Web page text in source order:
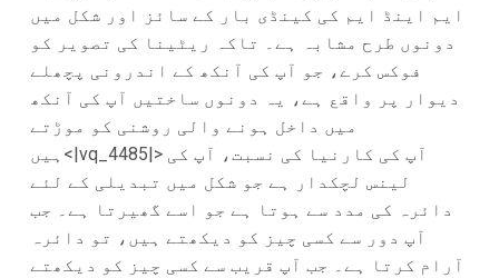
ایم اینڈ ایم کی کینڈی بار کے سائز اور شکل میں
دونوں طرح مشابہ ہے۔ تاکہ ریٹینا کی تصویر کو
فوکس کرے، جو آپ کی آنکھ کے اندرونی پچھلے
دیوار پر واقع ہے، یہ دونوں ساختیں آپ کی آنکھ
میں داخل ہونے والی روشنی کو موڑتے
ہیں<|vq_4485|> آپ کی کارنیا کی نسبت، آپ کی
لینس لچکدار ہے جو شکل میں تبدیلی کے لئے
دائرہ کی مدد سے ہوتا ہے جو اسے گھیرتا ہے۔ جب
آپ دور سے کسی چیز کو دیکھتے ہیں، تو دائرہ
آرام کرتا ہے۔ جب آپ قریب سے کسی چیز کو دیکھتے